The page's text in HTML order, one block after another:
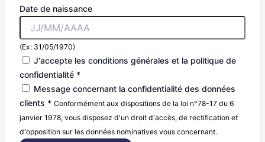
Date de naissance
(Ex: 31/05/1970)
J'accepte les conditions générales et la politique de
confidentialité *
Message concernant la confidentialité des données
clients * Conformément aux dispositions de la loi n°78-17 du 6
janvier 1978, vous disposez d'un droit d'accès, de rectification et
d'opposition sur les données nominatives vous concernant.